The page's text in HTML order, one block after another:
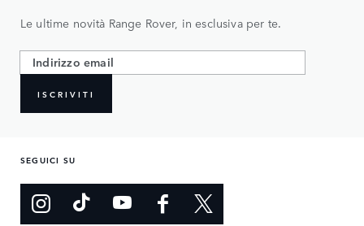
Le ultime novità Range Rover, in esclusiva per te.
ISCRIVITI
SEGUICI SU